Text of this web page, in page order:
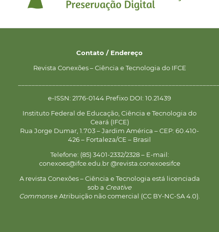
Contato / Endereço
Revista Conexões – Ciência e Tecnologia do IFCE
e-ISSN: 2176-0144 Prefixo DOI: 10.21439
Instituto Federal de Educação, Ciência e Tecnologia do
Ceará (IFCE)
Rua Jorge Dumar, 1.703 – Jardim América – CEP: 60.410-
426 – Fortaleza/CE – Brasil
Telefone: (85) 3401-2332/2328 – E-mail:
conexoes@ifce.edu.br @revista.conexoesifce
A revista Conexões – Ciência e Tecnologia está licenciada
sob a Creative
Commonse Atribuição não comercial (CC BY-NC-SA 4.0).